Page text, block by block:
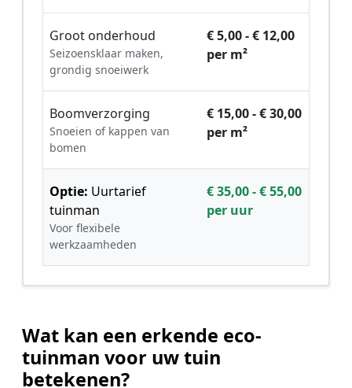
Groot onderhoud
Seizoensklaar maken,
grondig snoeiwerk
€ 5,00 - € 12,00
per m²
Boomverzorging
Snoeien of kappen van
bomen
€ 15,00 - € 30,00
per m²
Optie: Uurtarief
tuinman
Voor flexibele
werkzaamheden
€ 35,00 - € 55,00
per uur
Wat kan een erkende eco-
tuinman voor uw tuin
betekenen?